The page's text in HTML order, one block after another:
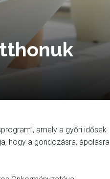
amely a győri idősek
hogy a gondozásra, ápolásra